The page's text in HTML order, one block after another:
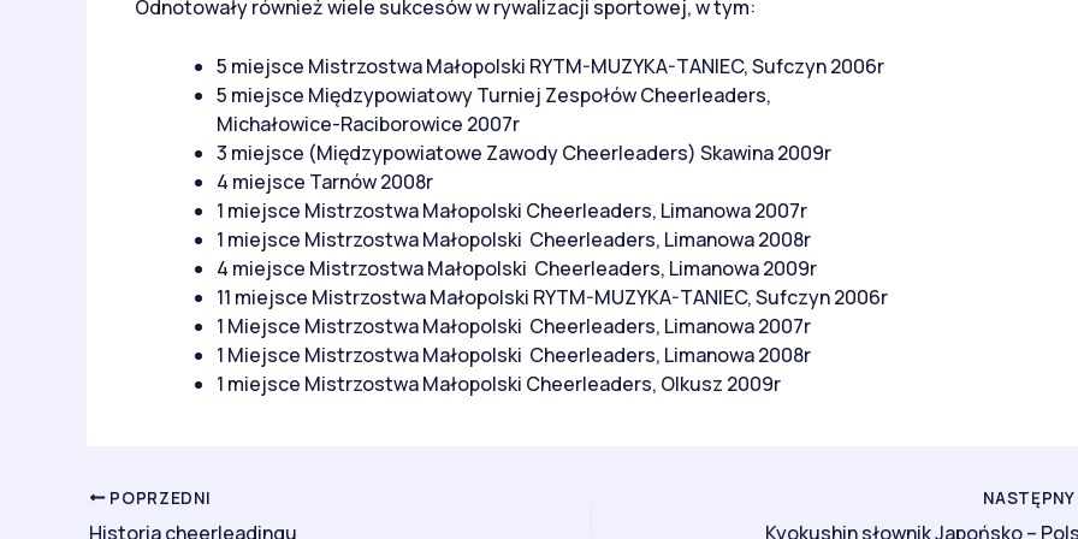
Odnotowały również wiele sukcesów w rywalizacji sportowej, w tym:
5 miejsce Mistrzostwa Małopolski RYTM-MUZYKA-TANIEC, Sufczyn 2006r
5 miejsce Międzypowiatowy Turniej Zespołów Cheerleaders,
Michałowice-Raciborowice 2007r
3 miejsce (Międzypowiatowe Zawody Cheerleaders) Skawina 2009r
4 miejsce Tarnów 2008r
1 miejsce Mistrzostwa Małopolski Cheerleaders, Limanowa 2007r
1 miejsce Mistrzostwa Małopolski Cheerleaders, Limanowa 2008r
4 miejsce Mistrzostwa Małopolski Cheerleaders, Limanowa 2009r
11 miejsce Mistrzostwa Małopolski RYTM-MUZYKA-TANIEC, Sufczyn 2006r
1 Miejsce Mistrzostwa Małopolski Cheerleaders, Limanowa 2007r
1 Miejsce Mistrzostwa Małopolski Cheerleaders, Limanowa 2008r
1 miejsce Mistrzostwa Małopolski Cheerleaders, Olkusz 2009r
POPRZEDNI
Historia cheerleadingu
NASTĘPNY
Kyokushin słownik Japońsko –